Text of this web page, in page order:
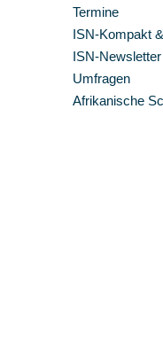
Termine
ISN-Kompakt
ISN-Newsletter
Umfragen
Afrikanische